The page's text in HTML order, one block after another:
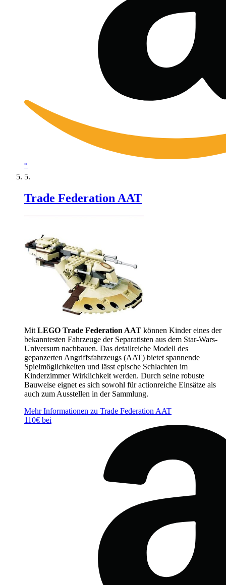
*
Trade Federation AAT
Mit LEGO Trade Federation AAT können Kinder eines der
bekanntesten Fahrzeuge der Separatisten aus dem Star-Wars-
Universum nachbauen. Das detailreiche Modell des
gepanzerten Angriffsfahrzeugs (AAT) bietet spannende
Spielmöglichkeiten und lässt epische Schlachten im
Kinderzimmer Wirklichkeit werden. Durch seine robuste
Bauweise eignet es sich sowohl für actionreiche Einsätze als
auch zum Ausstellen in der Sammlung.
Mehr Informationen zu Trade Federation AAT
110€ bei